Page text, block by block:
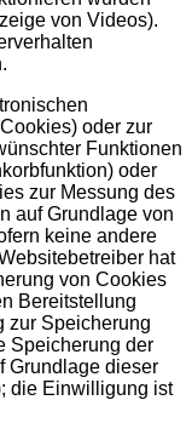
von Videos).
oder zur
Funktionen
oder
zur Messung des
auf Grundlage von
keine andere
hat
von Cookies
Bereitstellung
zur Speicherung
Speicherung der
Grundlage dieser
die Einwilligung ist